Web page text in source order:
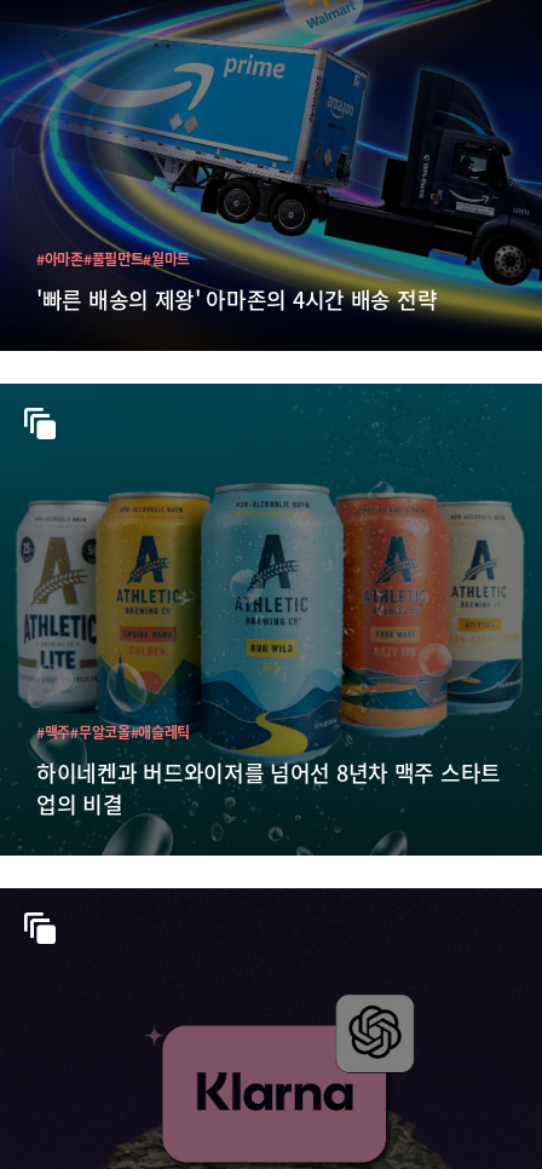
'빠른 배송의 제왕' 아마존의 4시간 배송 전략
#아마존#풀필먼트#월마트
하이네켄과 버드와이저를 넘어선 8년차 맥주 스타트
업의 비결
#맥주#무알코올#애슬레틱